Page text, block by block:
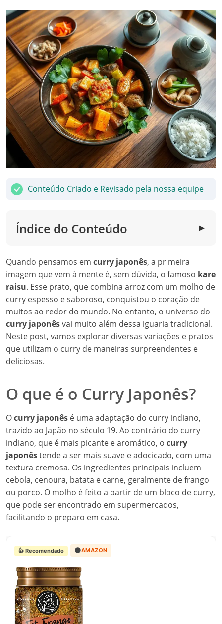
Conteúdo Criado e Revisado pela nossa equipe
Índice do Conteúdo ▼
Quando pensamos em curry japonês, a primeira
imagem que vem à mente é, sem dúvida, o famoso kare
raisu. Esse prato, que combina arroz com um molho de
curry espesso e saboroso, conquistou o coração de
muitos ao redor do mundo. No entanto, o universo do
curry japonêsvai muito além dessa iguaria tradicional.
Neste post, vamos explorar diversas variações e pratos
que utilizam o curry de maneiras surpreendentes e
deliciosas.
O que é o Curry Japonês?
Ocurry japonês é uma adaptação do curry indiano,
trazido ao Japão no século 19. Ao contrário do curry
indiano, que é mais picante e aromático, o curry
japonêstende a ser mais suave e adocicado, com uma
textura cremosa. Os ingredientes principais incluem
cebola, cenoura, batata e carne, geralmente de frango
ou porco. O molho é feito a partir de um bloco de curry,
que pode ser encontrado em supermercados,
facilitando o preparo em casa.
👍 Recomendado 🟠AMAZON